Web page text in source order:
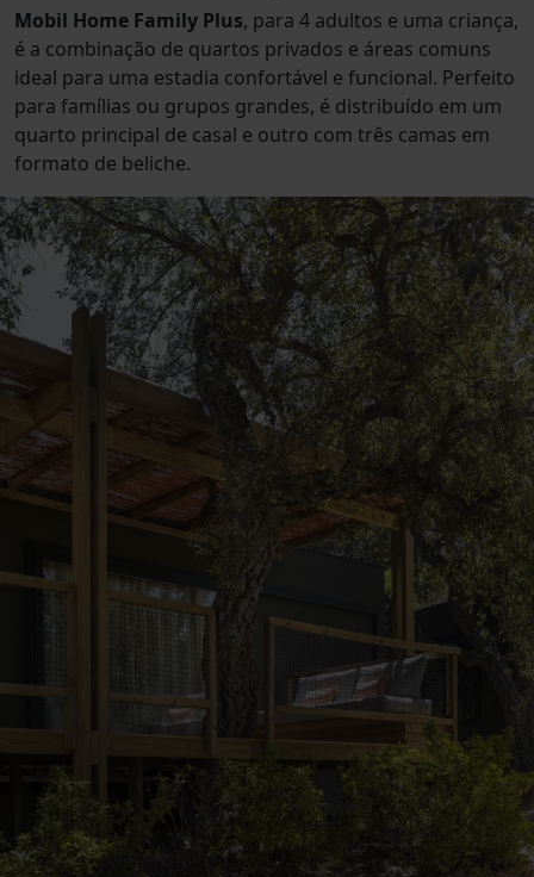
Mobil Home Family Plus, para 4 adultos e uma criança,
é a combinação de quartos privados e áreas comuns
ideal para uma estadia confortável e funcional. Perfeito
para famílias ou grupos grandes, é distribuído em um
quarto principal de casal e outro com três camas em
formato de beliche.